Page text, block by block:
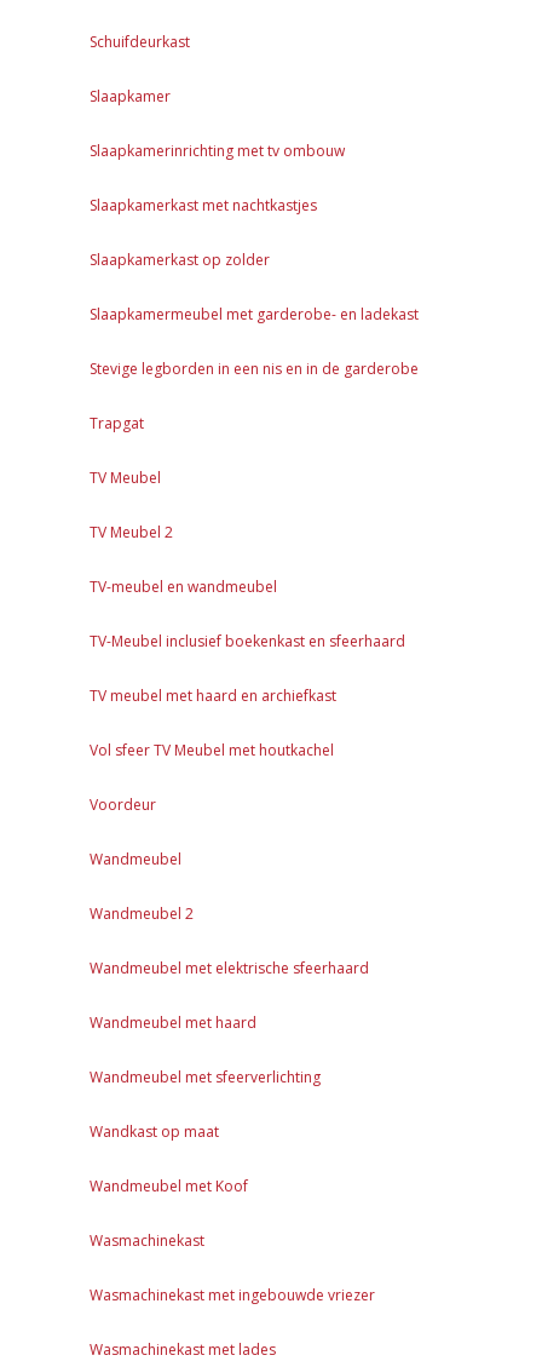
Schuifdeurkast
Slaapkamer
Slaapkamerinrichting met tv ombouw
Slaapkamerkast met nachtkastjes
Slaapkamerkast op zolder
Slaapkamermeubel met garderobe- en ladekast
Stevige legborden in een nis en in de garderobe
Trapgat
TV Meubel
TV Meubel 2
TV-meubel en wandmeubel
TV-Meubel inclusief boekenkast en sfeerhaard
TV meubel met haard en archiefkast
Vol sfeer TV Meubel met houtkachel
Voordeur
Wandmeubel
Wandmeubel 2
Wandmeubel met elektrische sfeerhaard
Wandmeubel met haard
Wandmeubel met sfeerverlichting
Wandkast op maat
Wandmeubel met Koof
Wasmachinekast
Wasmachinekast met ingebouwde vriezer
Wasmachinekast met lades